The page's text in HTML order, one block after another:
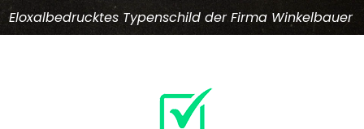
Eloxalbedrucktes Typenschild der Firma Winkelbauer